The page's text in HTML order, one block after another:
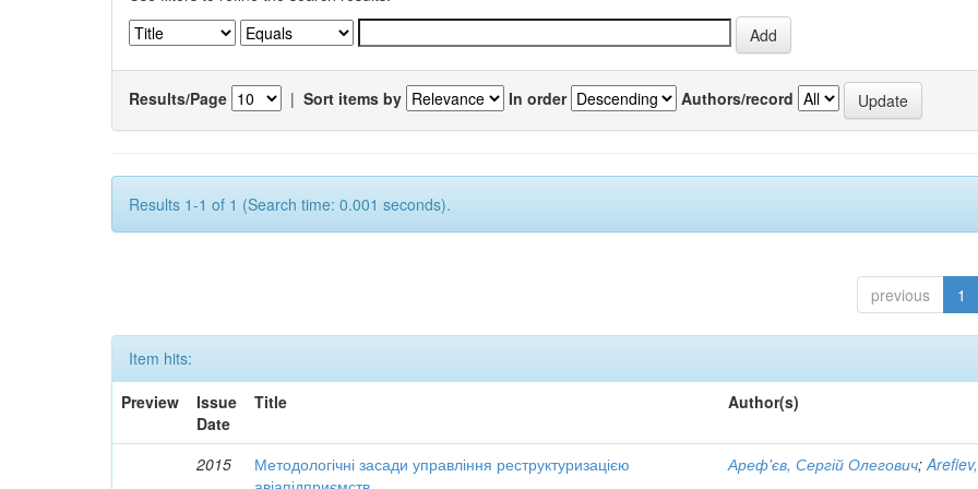
Results/Page | Sort items by In order Authors/record
Results 1-1 of 1 (Search time: 0.001 seconds).
previous 1
Item hits:
Preview
Issue
Date
Title Author(s)
2015
Методологічні засади управління реструктуризацією
Ареф'єв, Сергій Олегович;